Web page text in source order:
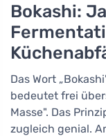
Bokashi:
Das Wort
bedeutet frei
Masse". Das
zugleich genial.